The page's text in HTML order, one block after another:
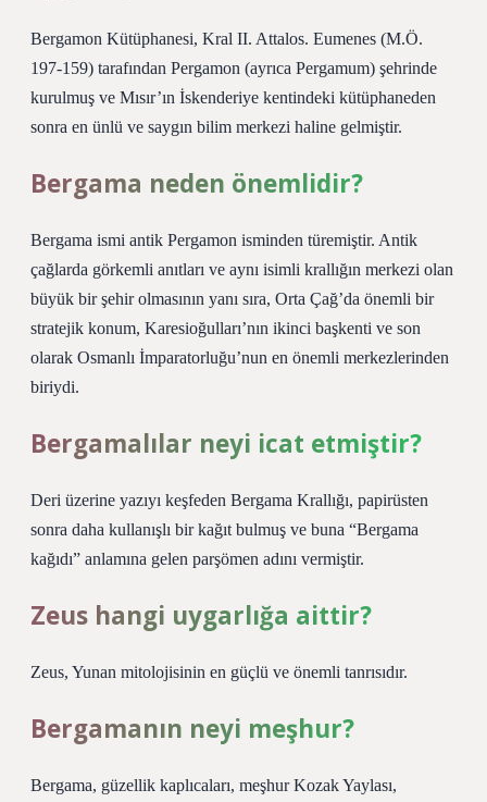
Bergamon Kütüphanesi, Kral II. Attalos. Eumenes (M.Ö.
197-159) tarafından Pergamon (ayrıca Pergamum) şehrinde
kurulmuş ve Mısır’ın İskenderiye kentindeki kütüphaneden
sonra en ünlü ve saygın bilim merkezi haline gelmiştir.
Bergama neden önemlidir?
Bergama ismi antik Pergamon isminden türemiştir. Antik
çağlarda görkemli anıtları ve aynı isimli krallığın merkezi olan
büyük bir şehir olmasının yanı sıra, Orta Çağ’da önemli bir
stratejik konum, Karesioğulları’nın ikinci başkenti ve son
olarak Osmanlı İmparatorluğu’nun en önemli merkezlerinden
biriydi.
Bergamalılar neyi icat etmiştir?
Deri üzerine yazıyı keşfeden Bergama Krallığı, papirüsten
sonra daha kullanışlı bir kağıt bulmuş ve buna “Bergama
kağıdı” anlamına gelen parşömen adını vermiştir.
Zeus hangi uygarlığa aittir?
Zeus, Yunan mitolojisinin en güçlü ve önemli tanrısıdır.
Bergamanın neyi meşhur?
Bergama, güzellik kaplıcaları, meşhur Kozak Yaylası,